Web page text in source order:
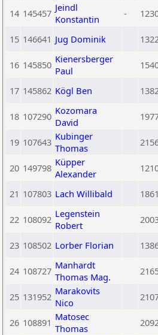
14 145457 Jeindl
Konstantin
-
15 146641 Jug Dominik
16 145850 Kienersberger
Paul
17 145862 Kögl Ben
18 107290 Kozomara
David
19 107643 Kubinger
Thomas
20 149798 Küpper
Alexander
21 107803 Lach Willibald 1861
22 108092 Legenstein
Robert
23 108502 Lorber Florian
24 108727 Manhardt
Thomas Mag.
25 131952 Marakovits
Nico
26 108891 Matosec
Thomas